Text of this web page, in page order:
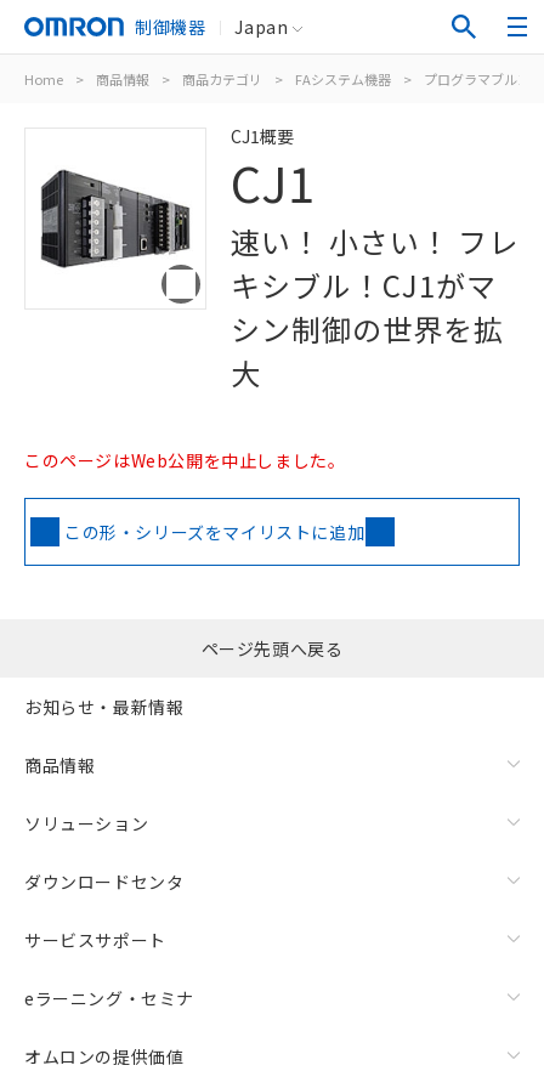
制御機器 Japan
Home > 商品情報 > 商品カテゴリ > FAシステム機器 > プログラマブルコ
CJ1概要
CJ1
速い！ 小さい！ フレ
キシブル！CJ1がマ
シン制御の世界を拡
大
このページはWeb公開を中止しました。
この形・シリーズをマイリストに追加
ページ先頭へ戻る
お知らせ・最新情報
商品情報
ソリューション
ダウンロードセンタ
サービスサポート
eラーニング・セミナ
オムロンの提供価値